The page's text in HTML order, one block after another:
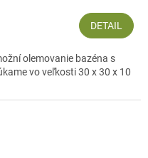
DETAIL
olemovanie bazéna s
vo veľkosti 30 x 30 x 10